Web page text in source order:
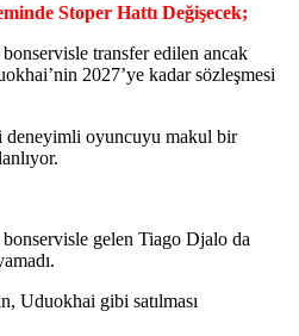
Stoper Hattı Değişecek;
transfer edilen ancak
2027’ye kadar sözleşmesi
deneyimli oyuncuyu makul bir
gelen Tiago Djalo da
Uduokhai gibi satılması